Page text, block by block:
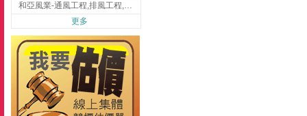
和亞風業-通風工程,排風工程,彰化通風工程,彰化排風工程
更多